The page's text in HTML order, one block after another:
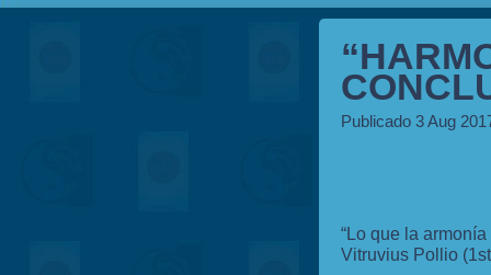
Publicado 3 Aug
“Lo que la
Vitruvius Pollio